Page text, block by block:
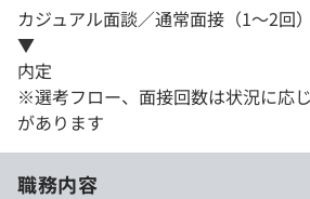
カジュアル面談／通常面接（1～2回）
▼
内定
※選考フロー、面接回数は状況に応
があります
職務内容